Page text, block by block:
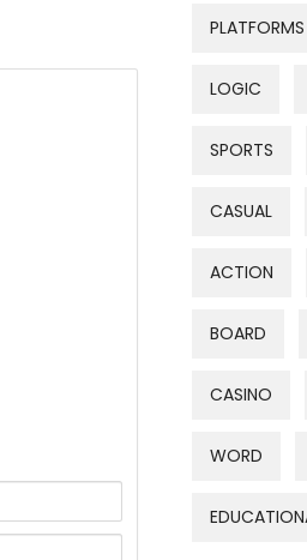
PLATFORMS
LOGIC
SPORTS
CASUAL
ACTION
BOARD
CASINO
WORD